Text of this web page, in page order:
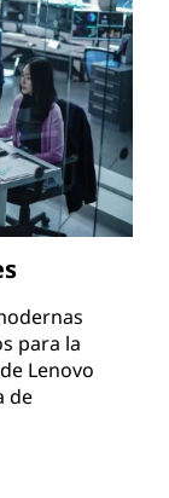
para la
Lenovo
de